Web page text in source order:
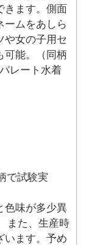
きます。側面
ームをあしら
や女の子用セ
可能。（同柄
レート水着
で試験実
色味が多少異
また、生産時
います。予め